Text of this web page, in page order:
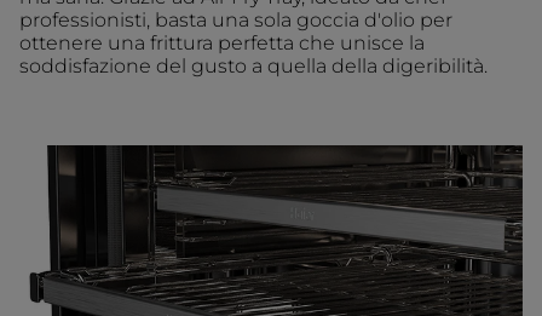
professionisti, basta una sola goccia d'olio per
ottenere una frittura perfetta che unisce la
soddisfazione del gusto a quella della digeribilità.